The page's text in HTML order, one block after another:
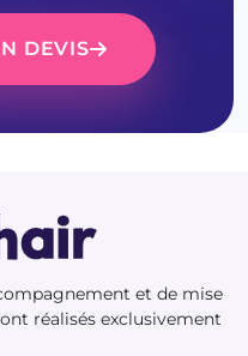
DEVIS
et de mise
réalisés exclusivement